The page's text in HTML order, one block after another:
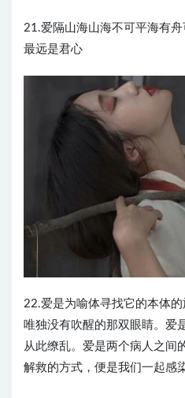
21.爱隔山海山海不可平海有
最远是君心
​22.爱是为喻体寻找它的本体的
唯独没有吹醒的那双眼睛。爱
从此缭乱。爱是两个病人之间
解救的方式，便是我们一起感